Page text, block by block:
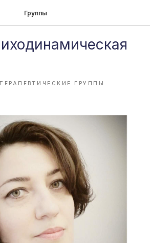
Группы
ТЕРАПЕВТИЧЕСКИЕ ГРУППЫ